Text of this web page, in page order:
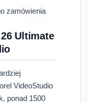
zamówienia
Ultimate
VideoStudio
ponad 1500